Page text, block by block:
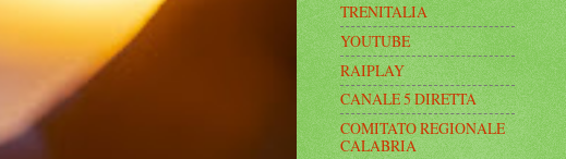
TRENITALIA
YOUTUBE
RAIPLAY
CANALE 5 DIRETTA
COMITATO REGIONALE
CALABRIA